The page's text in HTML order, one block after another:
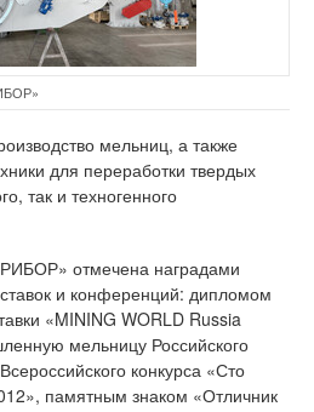
мельниц, а также
для переработки твердых
так и техногенного
отмечена наградами
и конференций: дипломом
«MINING WORLD Russia
мельницу Российского
конкурса «Сто
памятным знаком «Отличник